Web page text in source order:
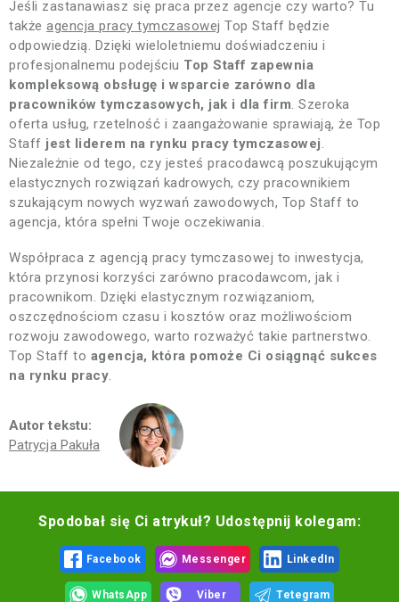
Jeśli zastanawiasz się praca przez agencje czy warto? Tu
także agencja pracy tymczasowej Top Staff będzie
odpowiedzią. Dzięki wieloletniemu doświadczeniu i
profesjonalnemu podejściu Top Staff zapewnia
kompleksową obsługę i wsparcie zarówno dla
pracowników tymczasowych, jak i dla firm. Szeroka
oferta usług, rzetelność i zaangażowanie sprawiają, że Top
Staff jest liderem na rynku pracy tymczasowej.
Niezależnie od tego, czy jesteś pracodawcą poszukującym
elastycznych rozwiązań kadrowych, czy pracownikiem
szukającym nowych wyzwań zawodowych, Top Staff to
agencja, która spełni Twoje oczekiwania.
Współpraca z agencją pracy tymczasowej to inwestycja,
która przynosi korzyści zarówno pracodawcom, jak i
pracownikom. Dzięki elastycznym rozwiązaniom,
oszczędnościom czasu i kosztów oraz możliwościom
rozwoju zawodowego, warto rozważyć takie partnerstwo.
Top Staff to agencja, która pomoże Ci osiągnąć sukces
na rynku pracy.
Autor tekstu:
Patrycja Pakuła
Spodobał się Ci atrykuł? Udostępnij kolegam:
Facebook Messenger LinkedIn
WhatsApp Viber Tetegram